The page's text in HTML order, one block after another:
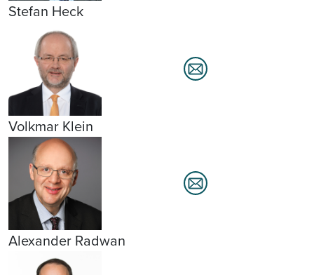
Stefan Heck
Volkmar Klein
Alexander Radwan